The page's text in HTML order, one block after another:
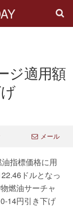
ジ適用額
メール
指標価格に用
ドルとなっ
燃油サーチャ
14円引き下げ